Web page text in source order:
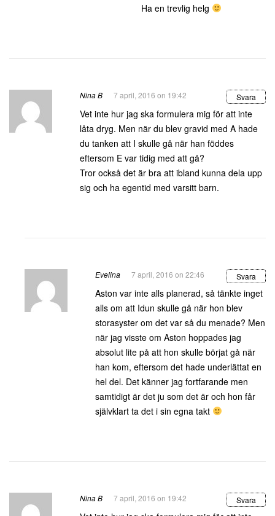
Ha en trevlig helg
Nina B 7 april, 2016 on 19:42 Svara
Vet inte hur jag ska formulera mig för att inte
låta dryg. Men när du blev gravid med A hade
du tanken att I skulle gå när han föddes
eftersom E var tidig med att gå?
Tror också det är bra att ibland kunna dela upp
sig och ha egentid med varsitt barn.
Evelina 7 april, 2016 on 22:46 Svara
Aston var inte alls planerad, så tänkte inget
alls om att Idun skulle gå när hon blev
storasyster om det var så du menade? Men
när jag visste om Aston hoppades jag
absolut lite på att hon skulle börjat gå när
han kom, eftersom det hade underlättat en
hel del. Det känner jag fortfarande men
samtidigt är det ju som det är och hon får
självklart ta det i sin egna takt
Nina B 7 april, 2016 on 19:42 Svara